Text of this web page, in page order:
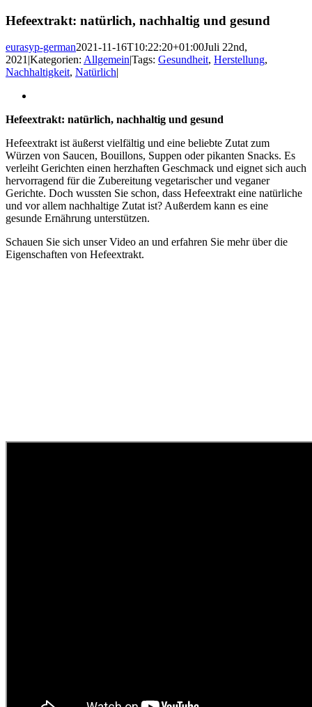
Hefeextrakt: natürlich, nachhaltig und gesund
eurasyp-german2021-11-16T10:22:20+01:00Juli 22nd,
2021|Kategorien: Allgemein|Tags: Gesundheit, Herstellung,
Nachhaltigkeit, Natürlich|
Hefeextrakt: natürlich, nachhaltig und gesund
Hefeextrakt ist äußerst vielfältig und eine beliebte Zutat zum
Würzen von Saucen, Bouillons, Suppen oder pikanten Snacks. Es
verleiht Gerichten einen herzhaften Geschmack und eignet sich auch
hervorragend für die Zubereitung vegetarischer und veganer
Gerichte. Doch wussten Sie schon, dass Hefeextrakt eine natürliche
und vor allem nachhaltige Zutat ist? Außerdem kann es eine
gesunde Ernährung unterstützen.
Schauen Sie sich unser Video an und erfahren Sie mehr über die
Eigenschaften von Hefeextrakt.